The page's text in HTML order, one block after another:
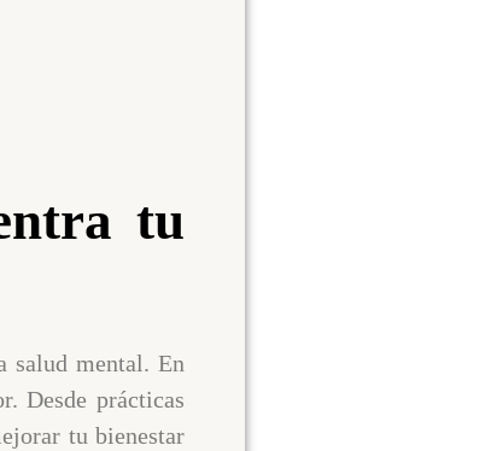
tu
salud mental. En
Desde prácticas
tu bienestar